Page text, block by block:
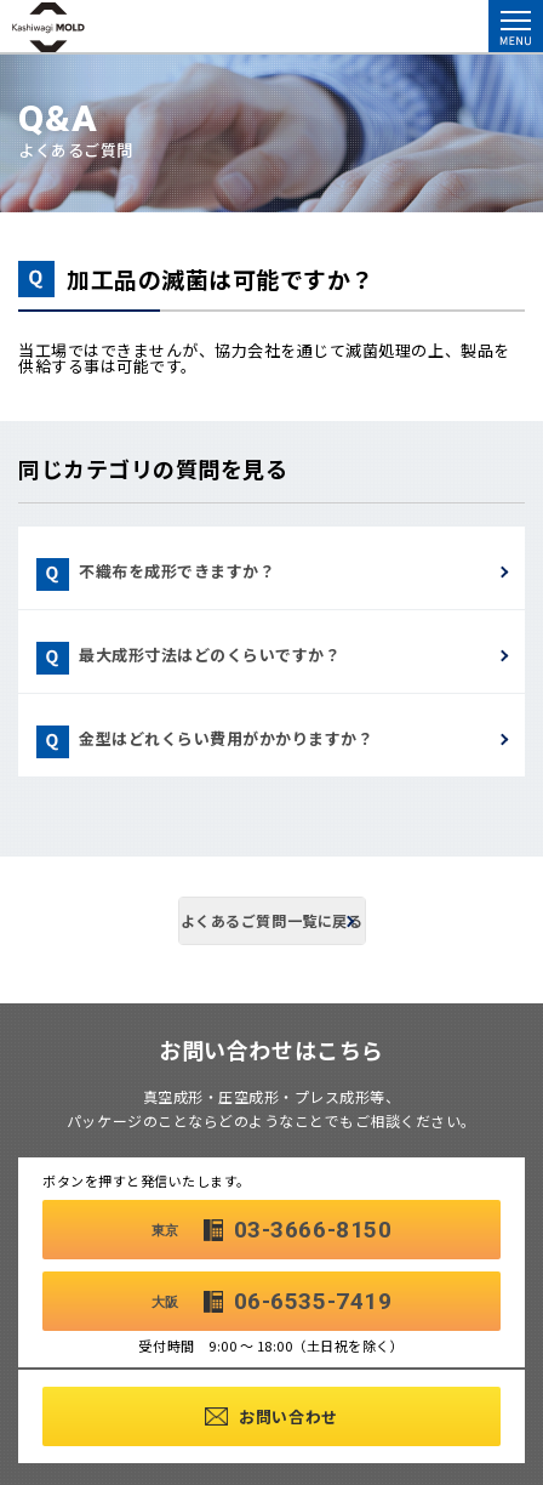
Q&A
よくあるご質問
加工品の滅菌は可能ですか？
当工場ではできませんが、協力会社を通じて滅菌処理の上、製品を
供給する事は可能です。
同じカテゴリの質問を見る
不織布を成形できますか？
最大成形寸法はどのくらいですか？
金型はどれくらい費用がかかりますか？
よくあるご質問一覧に戻る
お問い合わせはこちら
真空成形・圧空成形・プレス成形等、
パッケージのことならどのようなことでもご相談ください。
ボタンを押すと発信いたします。
東京 03-3666-8150
大阪 06-6535-7419
受付時間 9:00 ～ 18:00（土日祝を除く）
お問い合わせ